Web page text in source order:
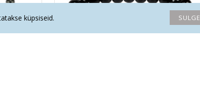
SULGE
küpsiseid.